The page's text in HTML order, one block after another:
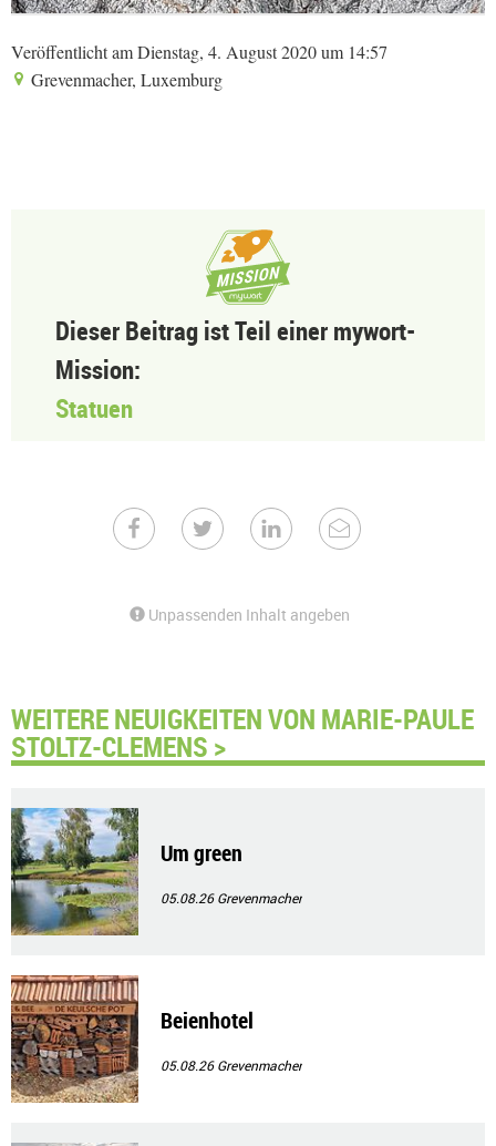
Veröffentlicht am Dienstag, 4. August 2020 um 14:57
Grevenmacher, Luxemburg
Dieser Beitrag ist Teil einer mywort-
Mission:
Statuen
Unpassenden Inhalt angeben
WEITERE NEUIGKEITEN VON MARIE-PAULE
STOLTZ-CLEMENS >
Um green
05.08.26Grevenmacher
Beienhotel
05.08.26Grevenmacher